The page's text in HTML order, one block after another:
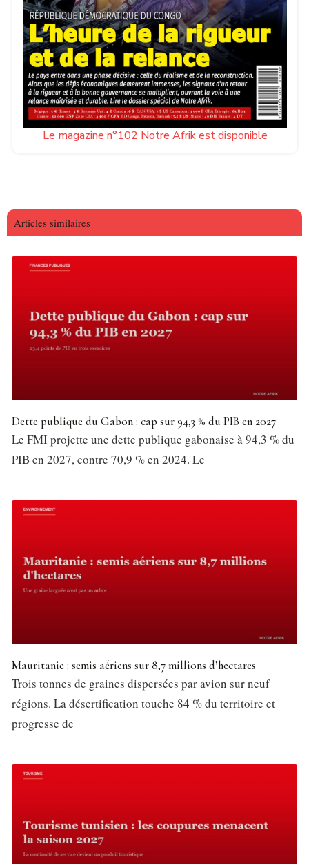
Le magazine n°102 Notre Afrik est disponible
Articles similaires
Dette publique du Gabon : cap sur 94,3 % du PIB en 2027
Le FMI projette une dette publique gabonaise à 94,3 % du
PIB en 2027, contre 70,9 % en 2024. Le
Mauritanie : semis aériens sur 8,7 millions d’hectares
Trois tonnes de graines dispersées par avion sur neuf
régions. La désertification touche 84 % du territoire et
progresse de